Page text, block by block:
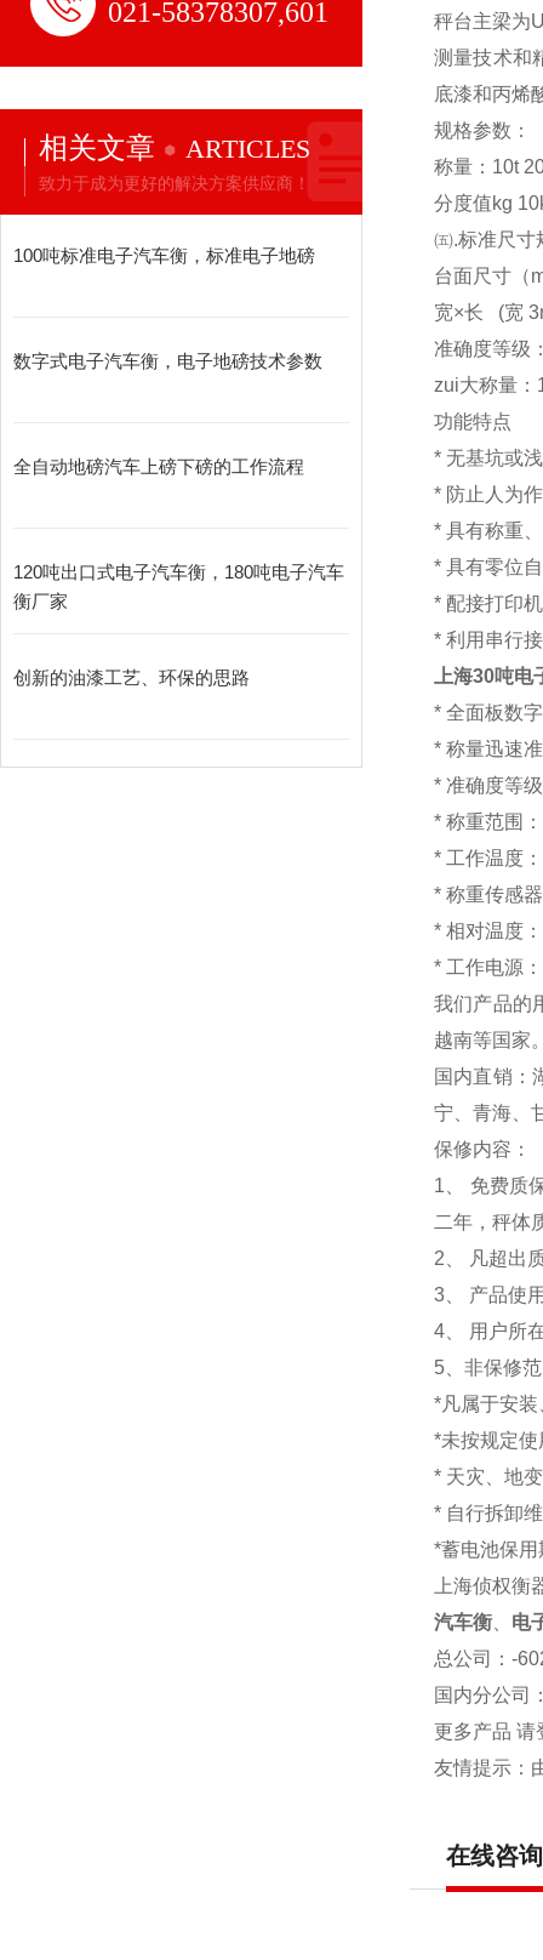
021-58378307,601
相关文章 ARTICLES
致力于成为更好的解决方案供应商！
100吨标准电子汽车衡，标准电子地磅
数字式电子汽车衡，电子地磅技术参数
全自动地磅汽车上磅下磅的工作流程
120吨出口式电子汽车衡，180吨电子汽车
衡厂家
创新的油漆工艺、环保的思路
秤台主梁为
测量技术和
底漆和丙烯
规格参数：
称量：10t
分度值kg
㈤.标准尺寸
台面尺寸（
宽×长 (宽
准确度等级
zui大称量：
功能特点
* 无基坑
* 防止人为
* 具有称重
* 具有零
* 配接打
* 利用串行
上海30吨
* 全面板数
* 称量迅速
* 准确度
* 称重范
* 工作温
* 称重传
* 相对温
* 工作电源
我们产品的
越南等国家
国内直销：
宁、青海、
保修内容：
1 、 免费
二年，秤体
2、 凡超出
3、 产品使
4、 用户所
5、非保修
*凡属于安
*未按规定
* 天灾、地
* 自行拆卸
*蓄电池保用
上海侦权
汽车衡
电
总公司
：-
国内分公司
更多产品 请
友情提示：
在线咨询